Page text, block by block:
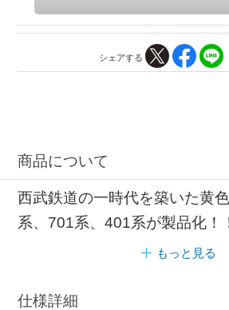
シェアする
商品について
西武鉄道の一時代を築いた黄
系、701系、401系が製品化！
もっと見る
仕様詳細